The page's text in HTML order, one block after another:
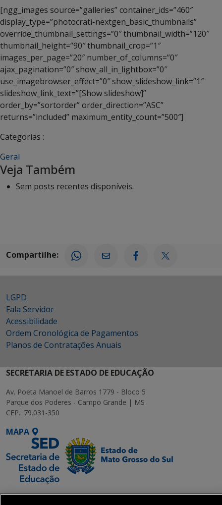
[ngg_images source=”galleries” container_ids=”460″
display_type=”photocrati-nextgen_basic_thumbnails”
override_thumbnail_settings=”0″ thumbnail_width=”120″
thumbnail_height=”90″ thumbnail_crop=”1″
images_per_page=”20″ number_of_columns=”0″
ajax_pagination=”0″ show_all_in_lightbox=”0″
use_imagebrowser_effect=”0″ show_slideshow_link=”1″
slideshow_link_text=”[Show slideshow]”
order_by=”sortorder” order_direction=”ASC”
returns=”included” maximum_entity_count=”500″]
Categorias :
Geral
Veja Também
Sem posts recentes disponíveis.
Compartilhe:
LGPD
Fala Servidor
Acessibilidade
Ordem Cronológica de Pagamentos
Planos de Contratações Anuais
SECRETARIA DE ESTADO DE EDUCAÇÃO
Av. Poeta Manoel de Barros 1779 - Bloco 5
Parque dos Poderes - Campo Grande | MS
CEP.: 79.031-350
MAPA
SETDIG | Secretaria-